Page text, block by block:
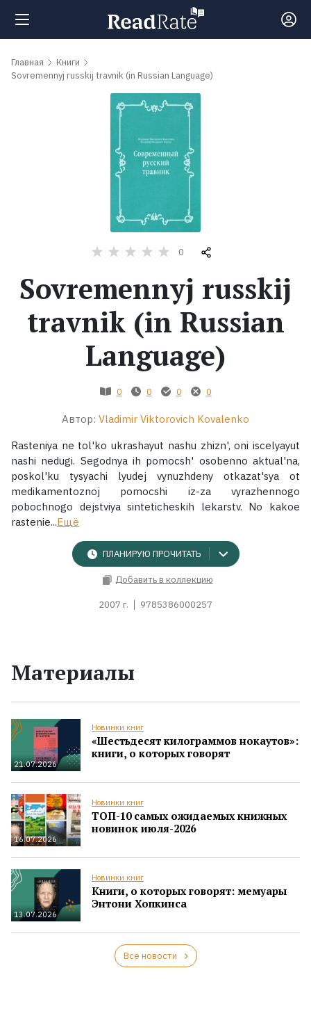
Поиск
обсуждаемые
Экранизации
Коллекции
Главная
Книги
Sovremennyj russkij travnik (in Russian Language)
0
Sovremennyj russkij
travnik (in Russian
Language)
0 0 0 0
Автор: Vladimir Viktorovich Kovalenko
Rasteniya ne tol'ko ukrashayut nashu zhizn', oni iscelyayut
nashi nedugi. Segodnya ih pomocsh' osobenno aktual'na,
poskol'ku tysyachi lyudej vynuzhdeny otkazat'sya ot
medikamentoznoj pomocshi iz-za vyrazhennogo
pobochnogo dejstviya sinteticheskih lekarstv. No kakoe
rastenie...Ещё
ПЛАНИРУЮ ПРОЧИТАТЬ
Добавить в коллекцию
2007 г. 9785386000257
Материалы
21.07.2026
Новинки книг
«Шестьдесят килограммов нокаутов»:
книги, о которых говорят
16.07.2026
Новинки книг
ТОП-10 самых ожидаемых книжных
новинок июля-2026
13.07.2026
Новинки книг
Книги, о которых говорят: мемуары
Энтони Хопкинса
Все новости